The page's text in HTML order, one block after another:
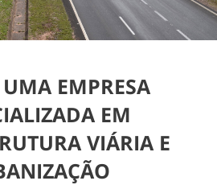
EMPRESA
EM
VIÁRIA E